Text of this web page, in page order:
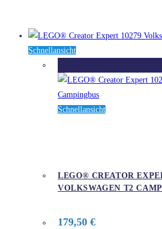
Schnellansicht
Schnellansicht
LEGO® CREATOR
VOLKSWAGEN T2
179,50 €